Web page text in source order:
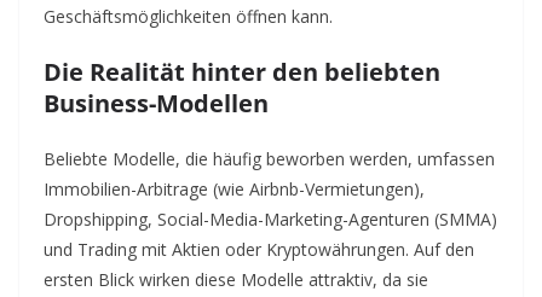
Geschäftsmöglichkeiten öffnen kann.
Die Realität hinter den beliebten
Business-Modellen
Beliebte Modelle, die häufig beworben werden, umfassen
Immobilien-Arbitrage (wie Airbnb-Vermietungen),
Dropshipping, Social-Media-Marketing-Agenturen (SMMA)
und Trading mit Aktien oder Kryptowährungen. Auf den
ersten Blick wirken diese Modelle attraktiv, da sie